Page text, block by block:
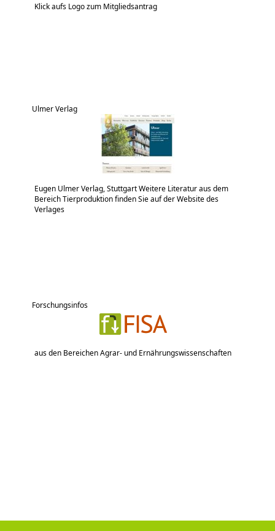
Klick aufs Logo zum Mitgliedsantrag
Ulmer Verlag
Eugen Ulmer Verlag, Stuttgart Weitere Literatur aus dem
Bereich Tierproduktion finden Sie auf der Website des
Verlages
Forschungsinfos
aus den Bereichen Agrar- und Ernährungswissenschaften